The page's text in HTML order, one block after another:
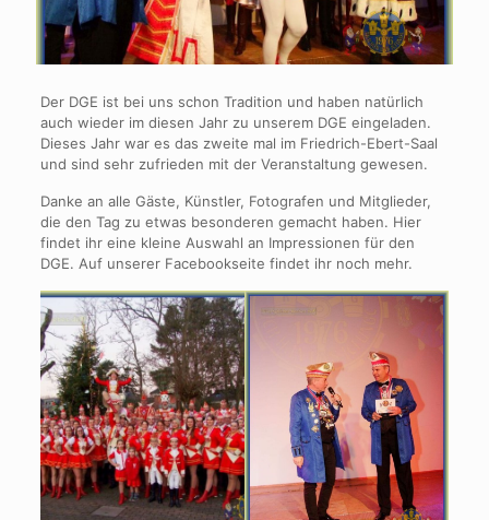
Der DGE ist bei uns schon Tradition und haben natürlich
auch wieder im diesen Jahr zu unserem DGE eingeladen.
Dieses Jahr war es das zweite mal im Friedrich-Ebert-Saal
und sind sehr zufrieden mit der Veranstaltung gewesen.
Danke an alle Gäste, Künstler, Fotografen und Mitglieder,
die den Tag zu etwas besonderen gemacht haben. Hier
findet ihr eine kleine Auswahl an Impressionen für den
DGE. Auf unserer Facebookseite findet ihr noch mehr.